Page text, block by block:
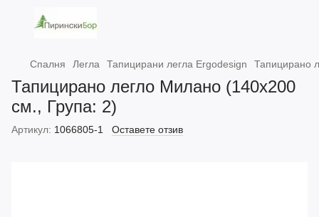
Спалня Легла Тапицирани легла Ergodesign Тапицирано
Тапицирано легло Милано (140х200
см., Група: 2)
Артикул: 1066805-1 Оставете отзив